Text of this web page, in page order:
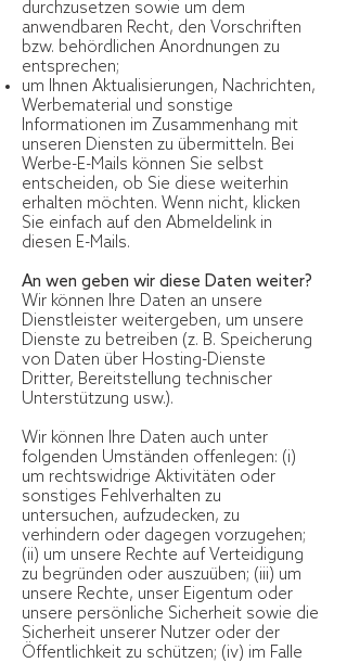
durchzusetzen sowie um dem
anwendbaren Recht, den Vorschriften
bzw. behördlichen Anordnungen zu
entsprechen;
um Ihnen Aktualisierungen, Nachrichten,
Werbematerial und sonstige
Informationen im Zusammenhang mit
unseren Diensten zu übermitteln. Bei
Werbe-E-Mails können Sie selbst
entscheiden, ob Sie diese weiterhin
erhalten möchten. Wenn nicht, klicken
Sie einfach auf den Abmeldelink in
diesen E-Mails.
An wen geben wir diese Daten weiter?
Wir können Ihre Daten an unsere
Dienstleister weitergeben, um unsere
Dienste zu betreiben (z. B. Speicherung
von Daten über Hosting-Dienste
Dritter, Bereitstellung technischer
Unterstützung usw.).
Wir können Ihre Daten auch unter
folgenden Umständen offenlegen: (i)
um rechtswidrige Aktivitäten oder
sonstiges Fehlverhalten zu
untersuchen, aufzudecken, zu
verhindern oder dagegen vorzugehen;
(ii) um unsere Rechte auf Verteidigung
zu begründen oder auszuüben; (iii) um
unsere Rechte, unser Eigentum oder
unsere persönliche Sicherheit sowie die
Sicherheit unserer Nutzer oder der
Öffentlichkeit zu schützen; (iv) im Falle